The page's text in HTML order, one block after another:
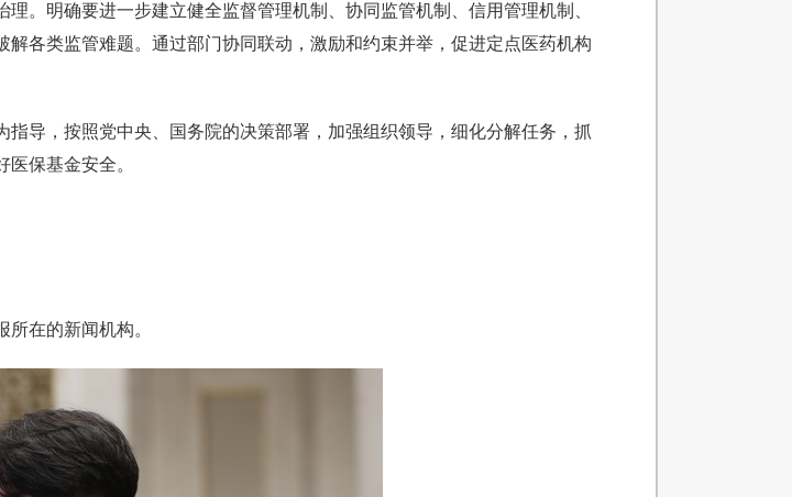
。明确要进一步建立健全监督管理机制、协同监管机制、信用管理机制、
各类监管难题。通过部门协同联动，激励和约束并举，促进定点医药机构
导，按照党中央、国务院的决策部署，加强组织领导，细化分解任务，抓
保基金安全。
在的新闻机构。